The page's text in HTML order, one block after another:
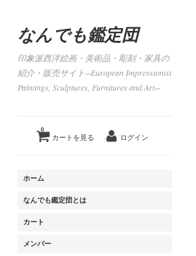
なんでも鑑定団
印象派西洋絵画・美術品・彫刻・家具の
紹介・販売サイト−European Impressionist
Paintings, Sculptures, Furnitures and Art−
カートを見る
0
ログイン
ホーム
なんでも鑑定団とは
カート
メンバー